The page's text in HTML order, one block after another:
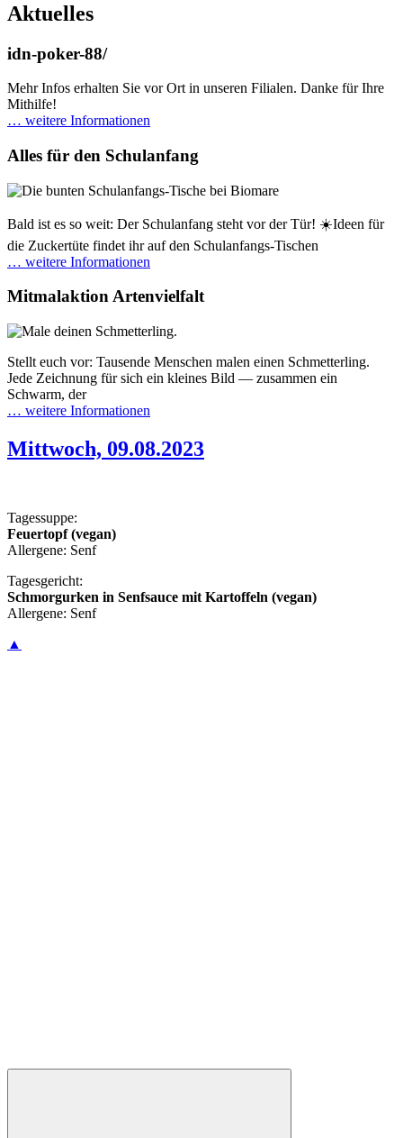
Aktuelles
idn-poker-88/
Mehr Infos erhalten Sie vor Ort in unseren Filialen. Danke für Ihre
Mithilfe!
… weitere Informationen
Alles für den Schulanfang
Bald ist es so weit: Der Schulanfang steht vor der Tür! ☀️Ideen für
die Zuckertüte findet ihr auf den Schulanfangs-Tischen
… weitere Informationen
Mitmalaktion Artenvielfalt
Stellt euch vor: Tausende Menschen malen einen Schmetterling.
Jede Zeichnung für sich ein kleines Bild — zusammen ein
Schwarm, der
… weitere Informationen
Mittwoch, 09.08.2023
Tagessuppe:
Feuertopf (vegan)
Allergene: Senf
Tagesgericht:
Schmorgurken in Senfsauce mit Kartoffeln (vegan)
Allergene: Senf
▲